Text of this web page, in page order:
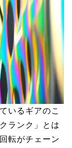
いるギアのこ
ランク」とは
転がチェーン